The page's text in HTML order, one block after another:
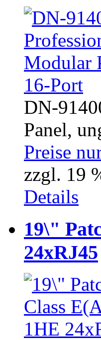
DN-
Panel,
Preise
zzgl. 19
Details
19\"
24xRJ45